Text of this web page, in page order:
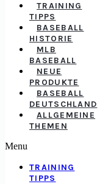
TRAINING
TIPPS
BASEBALL
HISTORIE
MLB
BASEBALL
NEUE
PRODUKTE
BASEBALL
DEUTSCHLAND
ALLGEMEINE
THEMEN
Menu
TRAINING
TIPPS